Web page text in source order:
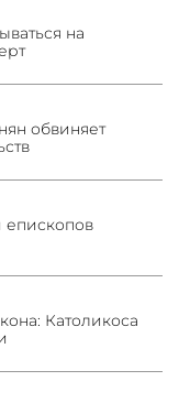
на
обвиняет
епископов
Католикоса